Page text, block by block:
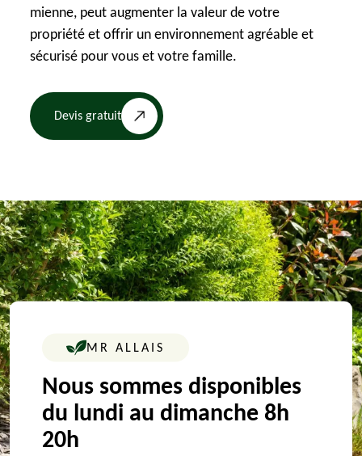
mienne, peut augmenter la valeur de votre
propriété et offrir un environnement agréable et
sécurisé pour vous et votre famille.
Devis gratuit
MR ALLAIS
Nous sommes disponibles
du lundi au dimanche 8h
20h